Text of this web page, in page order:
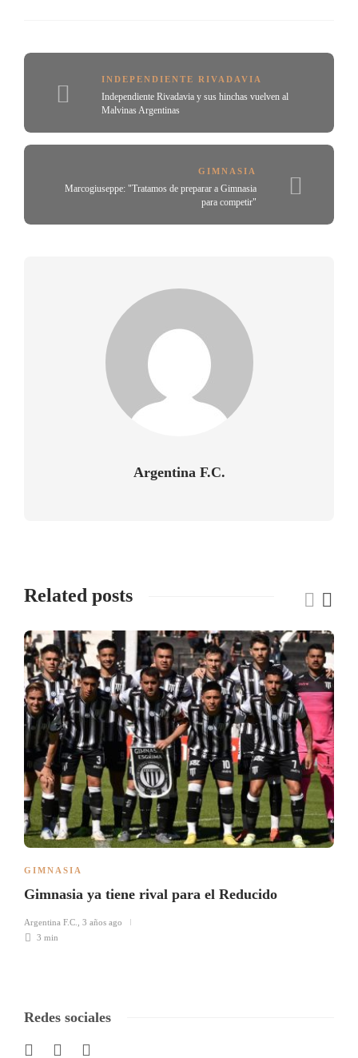
INDEPENDIENTE RIVADAVIA
Independiente Rivadavia y sus hinchas vuelven al
Malvinas Argentinas
GIMNASIA
Marcogiuseppe: "Tratamos de preparar a Gimnasia
para competir"
Argentina F.C.
Related posts
GIMNASIA
Gimnasia ya tiene rival para el Reducido
Argentina F.C.
3 años ago
3 min
Redes sociales